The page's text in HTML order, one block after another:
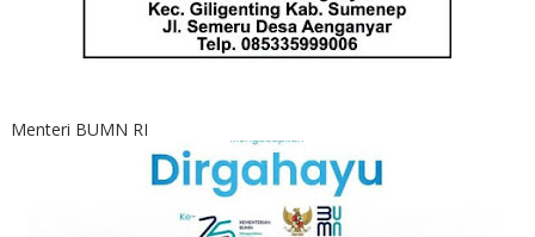
Menteri BUMN RI